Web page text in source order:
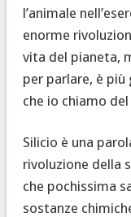
l’animale
enorme
vita del pianeta,
per parlare, è più
che io chiamo del
Silicio è una
rivoluzione della
che pochissima
sostanze